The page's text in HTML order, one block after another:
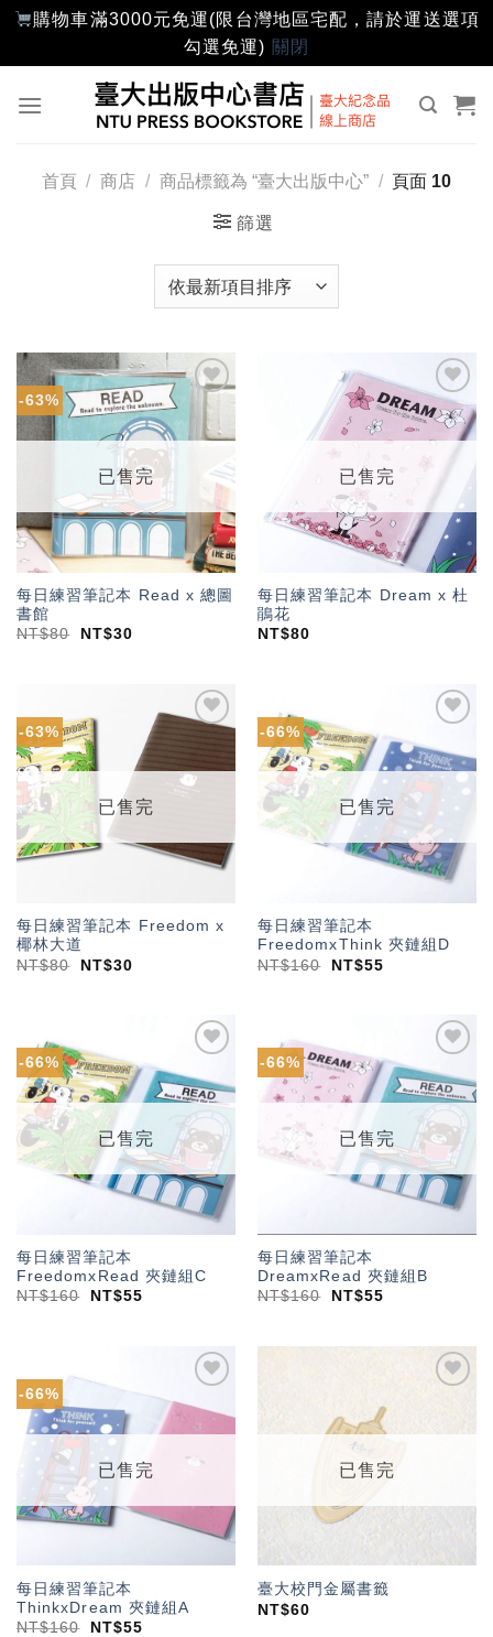
購物車滿3000元免運(限台灣地區宅配，請於運送選項
勾選免運) 關閉
首頁 / 商店 / 商品標籤為 “臺大出版中心” / 頁面 10
篩選
-63%
「願
望輕
已售完
每日練習筆記本 Read x 總圖
書館
NT$80 NT$30
加入
「願
望輕
已售完
每日練習筆記本 Dream x 杜
鵑花
NT$80
-63%
望輕
已售完
每日練習筆記本 Freedom x
椰林大道
NT$80 NT$30
-66%
「願
望輕
已售完
每日練習筆記本
FreedomxThink 夾鏈組D
NT$160 NT$55
-66%
「願
望輕
已售完
每日練習筆記本
FreedomxRead 夾鏈組C
NT$160 NT$55
-66%
加入
「願
望輕
已售完
每日練習筆記本
DreamxRead 夾鏈組B
NT$160 NT$55
-66%
「願
望輕
已售完
每日練習筆記本
ThinkxDream 夾鏈組A
NT$160 NT$55
望輕
已售完
臺大校門金屬書籤
NT$60